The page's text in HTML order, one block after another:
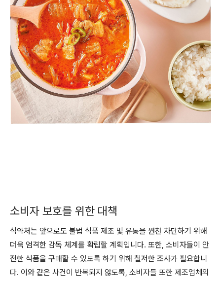
소비자 보호를 위한 대책
식약처는 앞으로도 불법 식품 제조 및 유통을 원천 차단하기 위해
더욱 엄격한 감독 체계를 확립할 계획입니다. 또한, 소비자들이 안
전한 식품을 구매할 수 있도록 하기 위해 철저한 조사가 필요합니
다. 이와 같은 사건이 반복되지 않도록, 소비자들 또한 제조업체의